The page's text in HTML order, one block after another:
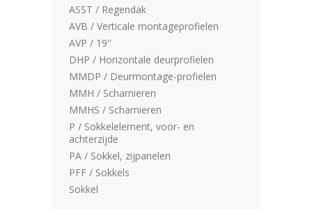
ASST / Regendak
AVB / Verticale montageprofielen
AVP / 19''
DHP / Horizontale deurprofielen
MMDP / Deurmontage-profielen
MMH / Scharnieren
MMHS / Scharnieren
P / Sokkelelement, voor- en
achterzijde
PA / Sokkel, zijpanelen
PFF / Sokkels
Sokkel